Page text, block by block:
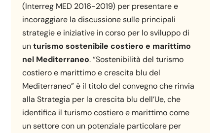
(Interreg MED 2016-2019) per presentare e
incoraggiare la discussione sulle principali
strategie e iniziative in corso per lo sviluppo di
unturismo sostenibile costiero e marittimo
nel Mediterraneo. “Sostenibilità del turismo
costiero e marittimo e crescita blu del
Mediterraneo” è il titolo del convegno che rinvia
alla Strategia per la crescita blu dell’Ue, che
identifica il turismo costiero e marittimo come
un settore con un potenziale particolare per